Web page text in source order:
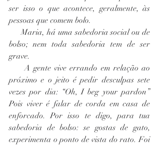
ser isso o que acontece, geralmente, às
pessoas que comem bolo.
     Maria, há uma sabedoria social ou de
bolso; nem toda sabedoria tem de ser
grave.
     A gente vive errando em relação ao
próximo e o jeito é pedir desculpas sete
vezes por dia: “Oh, I beg your pardon”
Pois viver é falar de corda em casa de
enforcado. Por isso te digo, para tua
sabedoria de bolso: se gostas de gato,
experimenta o ponto de vista do rato. Foi